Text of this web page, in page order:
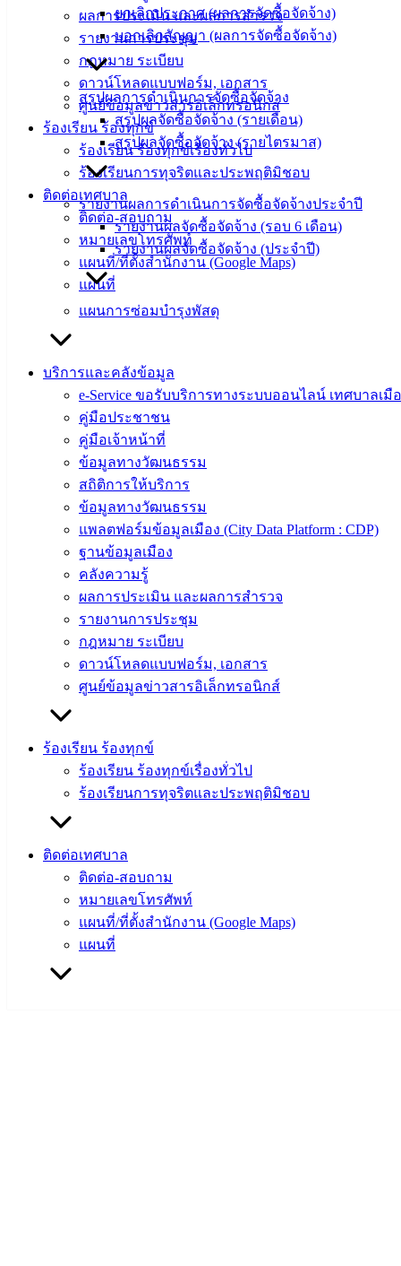
ผลการประเมิน และผลการสำรวจ
รายงานการประชุม
กฎหมาย ระเบียบ
ดาวน์โหลดแบบฟอร์ม, เอกสาร
ศูนย์ข้อมูลข่าวสารอิเล็กทรอนิกส์
ร้องเรียน ร้องทุกข์
ร้องเรียน ร้องทุกข์เรื่องทั่วไป
ร้องเรียนการทุจริตและประพฤติมิชอบ
ติดต่อเทศบาล
ติดต่อ-สอบถาม
หมายเลขโทรศัพท์
แผนที่/ที่ตั้งสำนักงาน (Google Maps)
แผนที่
ยกเลิกประกาศ (ผลการจัดซื้อจัดจ้าง)
บอกเลิกสัญญา (ผลการจัดซื้อจัดจ้าง)
สรุปผลการดำเนินการจัดซื้อจัดจ้าง
สรุปผลจัดซื้อจัดจ้าง (รายเดือน)
สรุปผลจัดซื้อจัดจ้าง (รายไตรมาส)
รายงานผลการดำเนินการจัดซื้อจัดจ้างประจำปี
รายงานผลจัดซื้อจัดจ้าง (รอบ 6 เดือน)
รายงานผลจัดซื้อจัดจ้าง (ประจำปี)
แผนการซ่อมบำรุงพัสดุ
บริการและคลังข้อมูล
e-Service ขอรับบริการทางระบบออนไลน์ เทศบาลเมื
คู่มือประชาชน
คู่มือเจ้าหน้าที่
ข้อมูลทางวัฒนธรรม
สถิติการให้บริการ
ข้อมูลทางวัฒนธรรม
แพลตฟอร์มข้อมูลเมือง (City Data Platform : CDP)
ฐานข้อมูลเมือง
คลังความรู้
ผลการประเมิน และผลการสำรวจ
รายงานการประชุม
กฎหมาย ระเบียบ
ดาวน์โหลดแบบฟอร์ม, เอกสาร
ศูนย์ข้อมูลข่าวสารอิเล็กทรอนิกส์
ร้องเรียน ร้องทุกข์
ร้องเรียน ร้องทุกข์เรื่องทั่วไป
ร้องเรียนการทุจริตและประพฤติมิชอบ
ติดต่อเทศบาล
ติดต่อ-สอบถาม
หมายเลขโทรศัพท์
แผนที่/ที่ตั้งสำนักงาน (Google Maps)
แผนที่
สายตรง
นายก
ประวัติ
เทศบาล
ผู้บริหาร
และ
หัวหน้า
ส่วน
ราชการ
สภา
เทศบาล
angsilacity.go.th | Powered byBuuscript